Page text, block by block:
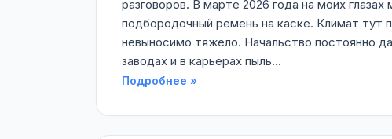
разговоров. В марте 2026 года на моих
подбородочный ремень на каске. Климат тут
невыносимо тяжело. Начальство постоянно
заводах и в карьерах пыль...
Подробнее »